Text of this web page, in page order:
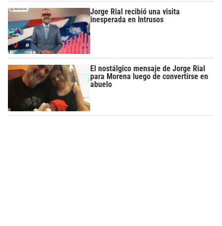
Jorge Rial recibió una visita
inesperada en Intrusos
El nostálgico mensaje de Jorge Rial
para Morena luego de convertirse en
abuelo